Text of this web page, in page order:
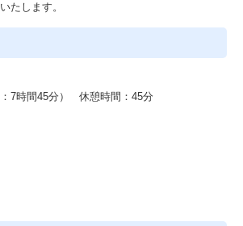
たします。
7時間45分） 休憩時間：45分